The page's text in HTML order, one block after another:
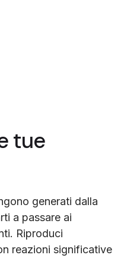
tue
generati dalla
a passare ai
Riproduci
reazioni significative